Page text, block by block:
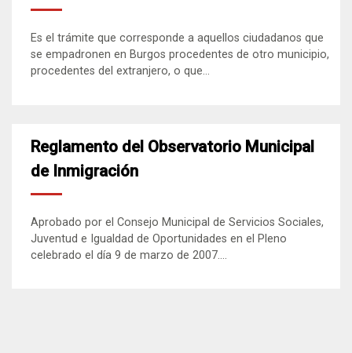
Es el trámite que corresponde a aquellos ciudadanos que
se empadronen en Burgos procedentes de otro municipio,
procedentes del extranjero, o que...
Reglamento del Observatorio Municipal
de Inmigración
Aprobado por el Consejo Municipal de Servicios Sociales,
Juventud e Igualdad de Oportunidades en el Pleno
celebrado el día 9 de marzo de 2007....